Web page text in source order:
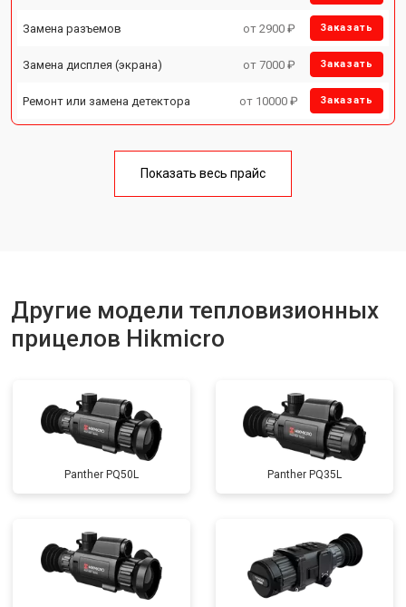
Замена разъемов от 2900 ₽ Заказать
Замена дисплея (экрана) от 7000 ₽ Заказать
Ремонт или замена детектора от 10000 ₽ Заказать
Показать весь прайс
Другие модели тепловизионных
прицелов Hikmicro
Panther PQ50L Panther PQ35L